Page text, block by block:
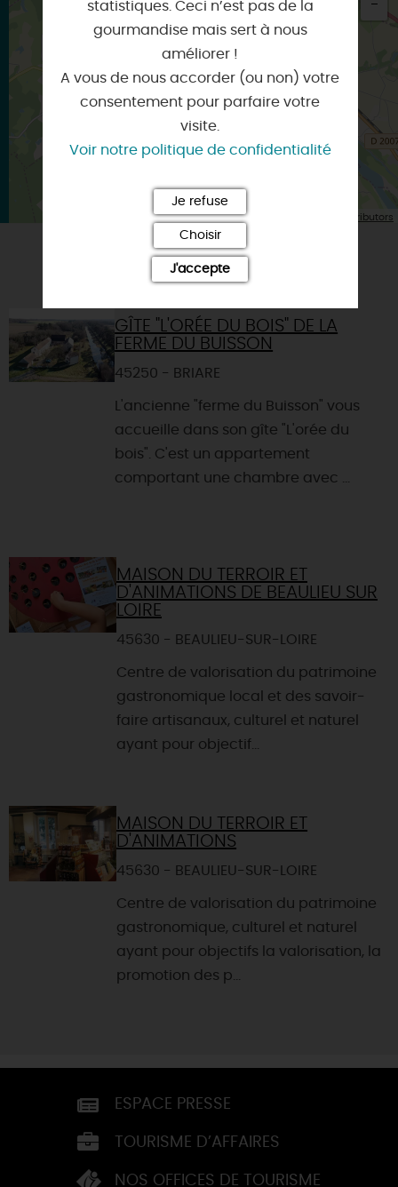
×
Itinéraire vers
CHATILLON-SUR-LOIRE
Leaflet| Map data © OpenStreetMap contributors
VOUS AIMEREZ AUSSI
GÎTE "L'ORÉE DU BOIS" DE LA
FERME DU BUISSON
45250 - BRIARE
L'ancienne "ferme du Buisson" vous
accueille dans son gîte "L'orée du
bois". C'est un appartement
comportant une chambre avec ...
MAISON DU TERROIR ET
D'ANIMATIONS DE BEAULIEU SUR
LOIRE
45630 - BEAULIEU-SUR-LOIRE
Centre de valorisation du patrimoine
gastronomique local et des savoir-
faire artisanaux, culturel et naturel
ayant pour objectif...
MAISON DU TERROIR ET
D'ANIMATIONS
45630 - BEAULIEU-SUR-LOIRE
Centre de valorisation du patrimoine
gastronomique, culturel et naturel
ayant pour objectifs la valorisation, la
promotion des p...
ESPACE PRESSE
TOURISME D’AFFAIRES
NOS OFFICES DE TOURISME
statistiques. Ceci n’est pas de la
gourmandise mais sert à nous
améliorer !
A vous de nous accorder (ou non) votre
consentement pour parfaire votre
visite.
Voir notre politique de confidentialité
Je refuse
Choisir
J'accepte